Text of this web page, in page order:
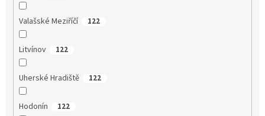
Valašské Meziříčí 122
Litvínov 122
Uherské Hradiště 122
Hodonín 122